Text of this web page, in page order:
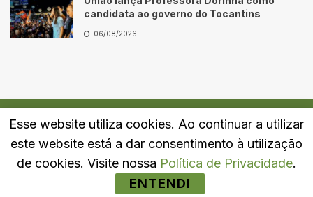
candidata ao governo do Tocantins
06/08/2026
Quem Somos Fale Conosco Política de Privacidade
Esse website utiliza cookies. Ao continuar a utilizar
este website está a dar consentimento à utilização
de cookies. Visite nossa Política de Privacidade.
ENTENDI